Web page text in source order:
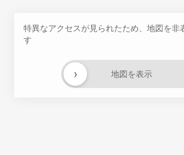
特異なアクセスが見られたため、地図を非
す
地図を表示
›